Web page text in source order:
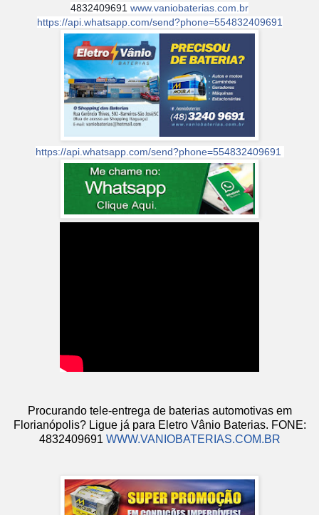
4832409691 www.vaniobaterias.com.br
https://api.whatsapp.com/send?phone=554832409691
https://api.whatsapp.com/send?phone=554832409691
Procurando tele-entrega de baterias automotivas em
Florianópolis? Ligue já para Eletro Vânio Baterias. FONE:
4832409691 WWW.VANIOBATERIAS.COM.BR